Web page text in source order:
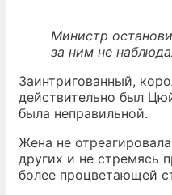
Министр
за ним не
Заинтригованный,
действительно был
была неправильной.
Жена не
других и не стремясь
более процветающей